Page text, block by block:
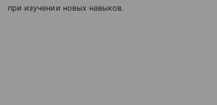
при изучении новых навыков.